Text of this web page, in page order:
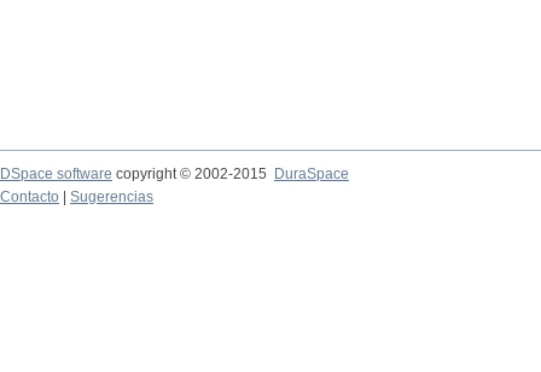
DSpace software copyright © 2002-2015
DuraSpace
Contacto
Sugerencias